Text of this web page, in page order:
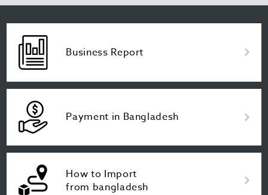
Business Report
Payment in Bangladesh
How to Import
from bangladesh